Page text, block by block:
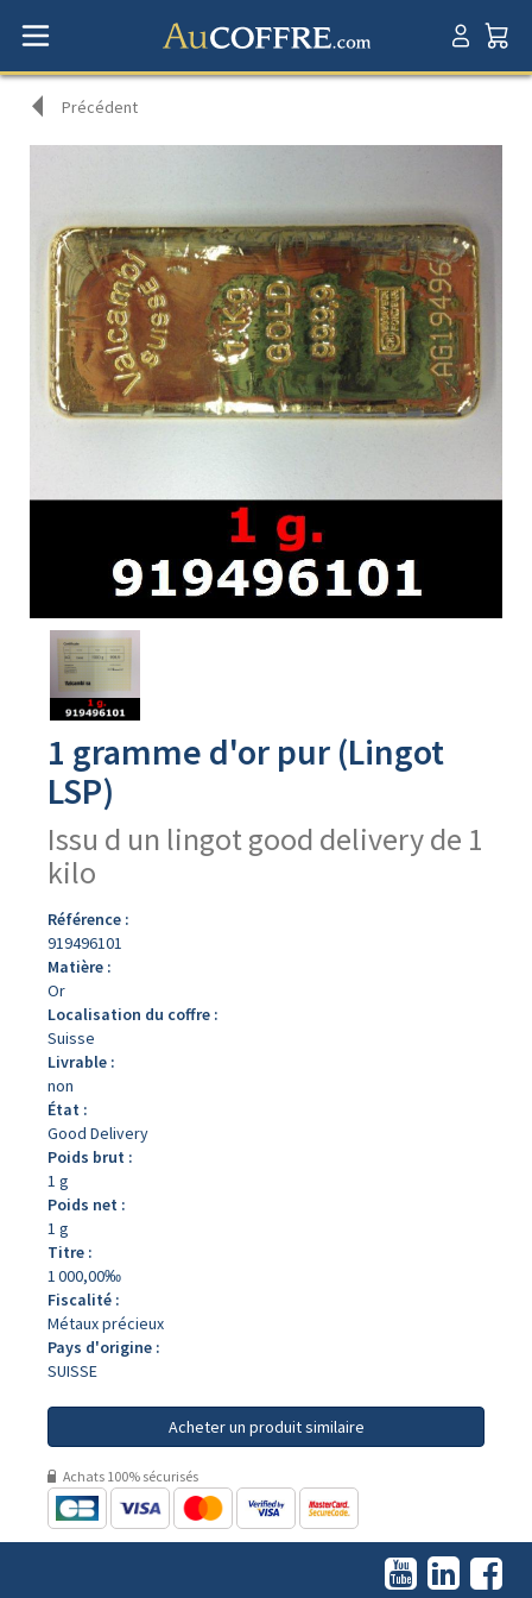
Précédent
Avers
produit
1 gramme d'or pur (Lingot
LSP)
Issu d un lingot good delivery de 1
kilo
Référence :
919496101
Matière :
Or
Localisation du coffre :
Suisse
Livrable :
non
État :
Good Delivery
Poids brut :
1 g
Poids net :
1 g
Titre :
1 000,00‰
Fiscalité :
Métaux précieux
Pays d'origine :
SUISSE
Acheter un produit similaire
Achats 100% sécurisés